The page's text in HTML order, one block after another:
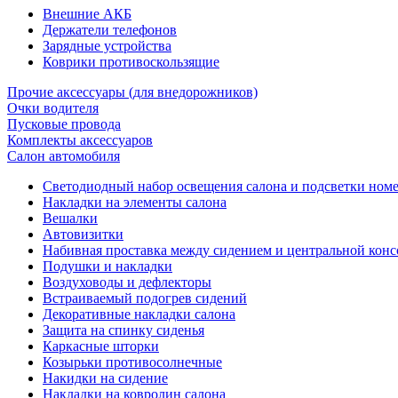
Внешние АКБ
Держатели телефонов
Зарядные устройства
Коврики противоскользящие
Прочие аксессуары (для внедорожников)
Очки водителя
Пусковые провода
Комплекты аксессуаров
Салон автомобиля
Светодиодный набор освещения салона и подсветки
Накладки на элементы салона
Вешалки
Автовизитки
Набивная проставка между сидением и центральной
Подушки и накладки
Воздуховоды и дефлекторы
Встраиваемый подогрев сидений
Декоративные накладки салона
Защита на спинку сиденья
Каркасные шторки
Козырьки противосолнечные
Накидки на сидение
Накладки на ковролин салона